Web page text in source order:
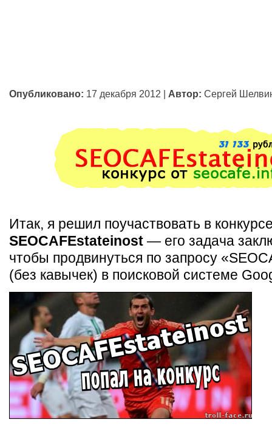
Опубликовано: 17 декабря 2012 | Автор: Сергей
Итак, я решил поучаствовать в
SEOCAFEstateinost — его задача
чтобы продвинуться по запросу
(без кавычек) в поисковой системе